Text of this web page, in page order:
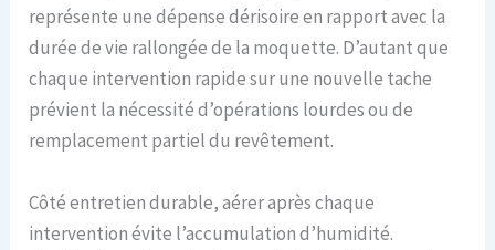
représente une dépense dérisoire en rapport avec la
durée de vie rallongée de la moquette. D’autant que
chaque intervention rapide sur une nouvelle tache
prévient la nécessité d’opérations lourdes ou de
remplacement partiel du revêtement.
Côté entretien durable, aérer après chaque
intervention évite l’accumulation d’humidité.